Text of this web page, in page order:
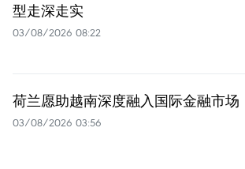
型走深走实
03/08/2026 08:22
荷兰愿助越南深度融入国际金融市场
03/08/2026 03:56